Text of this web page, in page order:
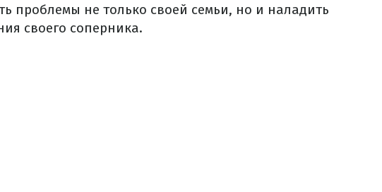
проблемы не только своей семьи, но и наладить
своего соперника.